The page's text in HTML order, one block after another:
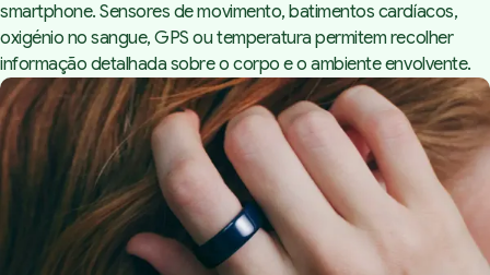
smartphone. Sensores de movimento, batimentos cardíacos,
oxigénio no sangue, GPS ou temperatura permitem recolher
informação detalhada sobre o corpo e o ambiente envolvente.